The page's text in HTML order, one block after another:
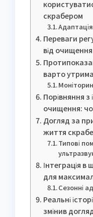
скрабером
Переваги
від
варто
Порівняння
очищення:
Догляд за
життя
Типові
Інтеграція
для
Сезонні
Реальні
змінив